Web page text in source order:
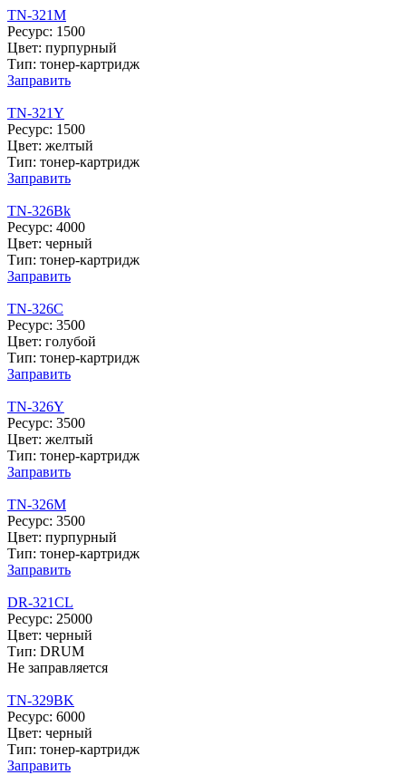
TN-321M
Ресурс: 1500
Цвет: пурпурный
Тип: тонер-картридж
Заправить
TN-321Y
Ресурс: 1500
Цвет: желтый
Тип: тонер-картридж
Заправить
TN-326Bk
Ресурс: 4000
Цвет: черный
Тип: тонер-картридж
Заправить
TN-326C
Ресурс: 3500
Цвет: голубой
Тип: тонер-картридж
Заправить
TN-326Y
Ресурс: 3500
Цвет: желтый
Тип: тонер-картридж
Заправить
TN-326M
Ресурс: 3500
Цвет: пурпурный
Тип: тонер-картридж
Заправить
DR-321CL
Ресурс: 25000
Цвет: черный
Тип: DRUM
Не заправляется
TN-329BK
Ресурс: 6000
Цвет: черный
Тип: тонер-картридж
Заправить